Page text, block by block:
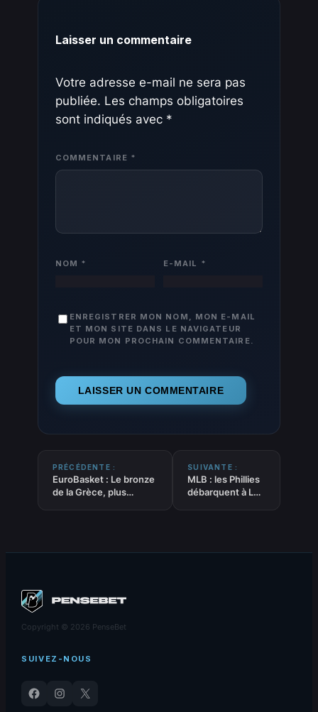
Laisser un commentaire
Votre adresse e-mail ne sera pas
publiée. Les champs obligatoires
sont indiqués avec *
COMMENTAIRE *
NOM * E-MAIL *
ENREGISTRER MON NOM, MON E-MAIL
ET MON SITE DANS LE NAVIGATEUR
POUR MON PROCHAIN COMMENTAIRE.
PRÉCÉDENTE :
EuroBasket : Le bronze
de la Grèce, plus
SUIVANTE :
MLB : les Phillies
débarquent à Los
Copyright © 2026 PenseBet
SUIVEZ-NOUS
Facebook Instagram
X